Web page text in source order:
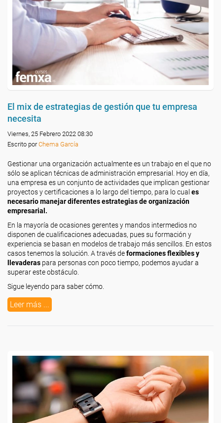
El mix de estrategias de gestión que tu empresa
necesita
Viernes, 25 Febrero 2022 08:30
Escrito porChema García
Gestionar una organización actualmente es un trabajo en el que no
sólo se aplican técnicas de administración empresarial. Hoy en día,
una empresa es un conjunto de actividades que implican gestionar
proyectos y certificaciones a lo largo del tiempo, para lo cual es
necesario manejar diferentes estrategias de organización
empresarial.
En la mayoría de ocasiones gerentes y mandos intermedios no
disponen de cualificaciones adecuadas, pues su formación y
experiencia se basan en modelos de trabajo más sencillos. En estos
casos tenemos la solución. A través deformaciones flexibles y
llevaderas para personas con poco tiempo, podemos ayudar a
superar este obstáculo.
Sigue leyendo para saber cómo.
Leer más ...